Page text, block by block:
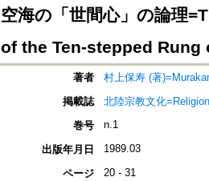
空海の「世間心」の論理
of the Ten-stepped Rung
著者
村上保寿 (著
掲載誌
北陸宗教文化
巻号
n.1
出版年月日 1989.03
ページ 20 - 31